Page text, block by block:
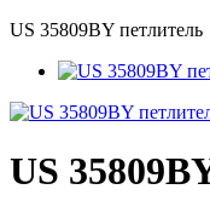
US 35809BY петлитель
US